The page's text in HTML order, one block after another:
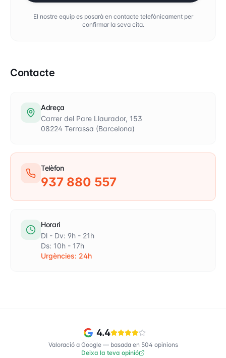
El nostre equip es posarà en contacte telefònicament per
confirmar la seva cita.
Contacte
Adreça
Carrer del Pare Llaurador, 153
08224 Terrassa (Barcelona)
Telèfon
937 880 557
Horari
Dl - Dv: 9h - 21h
Ds: 10h - 17h
Urgències: 24h
4.4
Valoració a Google— basada en 504 opinions
Deixa la teva opinió